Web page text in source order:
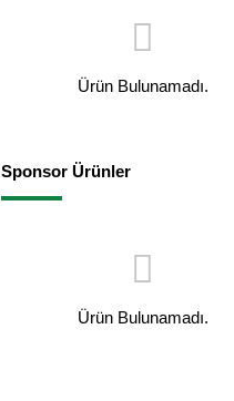
Ürün Bulunamadı.
Sponsor Ürünler
Ürün Bulunamadı.